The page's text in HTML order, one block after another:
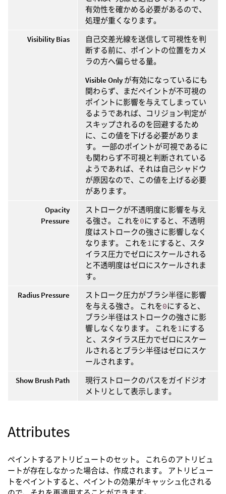
有効性を確かめる必要があるので、
処理が重くなります。
Visibility Bias
自己交差光線を送信して可視性を判
断する前に、ポイントの位置をカメ
ラの方へ偏らせる量。
Visible Only が有効になっているにも
関わらず、まだペイントが不可視の
ポイントに影響を与えてしまってい
るようであれば、コリジョン判定が
スキップされるのを回避するため
に、この値を下げる必要がありま
す。 一部のポイントが可視であるに
も関わらず不可視と判断されている
ようであれば、それは自己シャドウ
が原因なので、この値を上げる必要
があります。
Opacity
Pressure
ストロークが不透明度に影響を与え
る強さ。 これを0にすると、不透明
度はストロークの強さに影響しなく
なります。 これを 1 にすると、スタ
イラス圧力でゼロにスケールされる
と不透明度はゼロにスケールされま
す。
Radius Pressure
ストローク圧力がブラシ半径に影響
を与える強さ。 これを0にすると、
ブラシ半径はストロークの強さに影
響しなくなります。 これを 1 にする
と、スタイラス圧力でゼロにスケー
ルされるとブラシ半径はゼロにスケ
ールされます。
Show Brush Path
現行ストロークのパスをガイドジオ
メトリとして表示します。
Attributes
ペイントするアトリビュートのセット。 これらのアトリビュ
ートが存在しなかった場合は、作成されます。 アトリビュー
トをペイントすると、ペイントの効果がキャッシュ化される